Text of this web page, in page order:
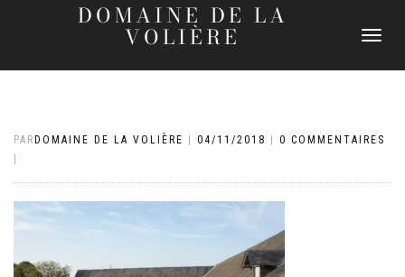
DOMAINE DE LA
VOLIÈRE
DÉPLIER
PAR DOMAINE DE LA VOLIÈRE 04/11/2018
0 COMMENTAIRES